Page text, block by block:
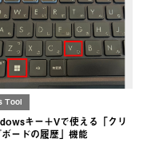
Tool
キー＋Vで使える「クリ
ボードの履歴」機能